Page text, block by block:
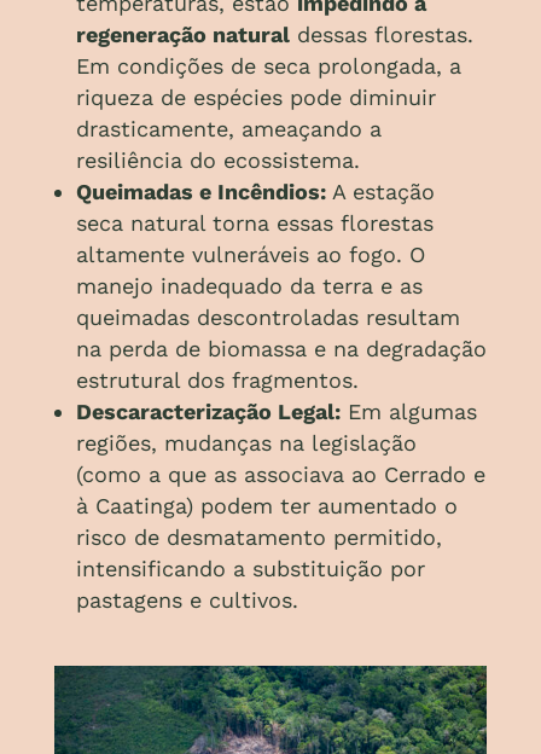
regeneração naturaldessas florestas.
Em condições de seca prolongada, a
riqueza de espécies pode diminuir
drasticamente, ameaçando a
resiliência do ecossistema.
Queimadas e Incêndios:A estação
seca natural torna essas florestas
altamente vulneráveis ao fogo. O
manejo inadequado da terra e as
queimadas descontroladas resultam
na perda de biomassa e na degradação
estrutural dos fragmentos.
Descaracterização Legal:Em algumas
regiões, mudanças na legislação
(como a que as associava ao Cerrado e
à Caatinga) podem ter aumentado o
risco de desmatamento permitido,
intensificando a substituição por
pastagens e cultivos.